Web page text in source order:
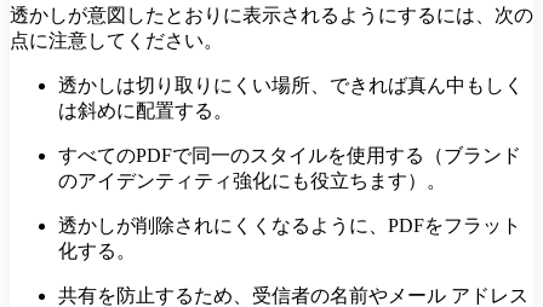
透かしが意図したとおりに表示されるようにするには、次の
点に注意してください。
透かしは切り取りにくい場所、できれば真ん中もしく
は斜めに配置する。
すべてのPDFで同一のスタイルを使用する（ブランド
のアイデンティティ強化にも役立ちます）。
透かしが削除されにくくなるように、PDFをフラット
化する。
共有を防止するため、受信者の名前やメール アドレス